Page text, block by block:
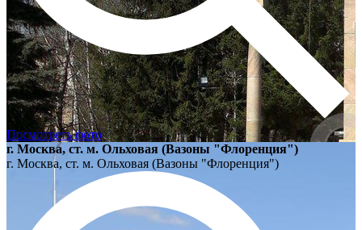
Посмотреть фото
г. Москва, ст. м. Ольховая (Вазоны "Флоренция")
г. Москва, ст. м. Ольховая (Вазоны "Флоренция")